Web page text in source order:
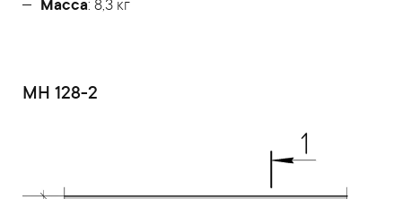
Масса: 8,3 кг
МН 128-2